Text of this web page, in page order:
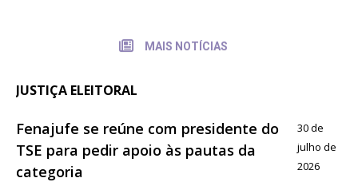
MAIS NOTÍCIAS
JUSTIÇA ELEITORAL
Fenajufe se reúne com presidente do
TSE para pedir apoio às pautas da
categoria
30 de
julho de
2026